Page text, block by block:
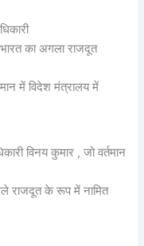
का अगला राजदूत
में विदेश मंत्रालय में
विनय कुमार , जो वर्तमान
राजदूत के रूप में नामित